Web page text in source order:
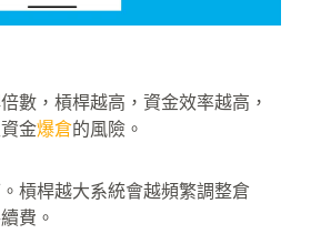
數，槓桿越高，資金效率越高，
金爆倉的風險。
槓桿越大系統會越頻繁調整倉
費。